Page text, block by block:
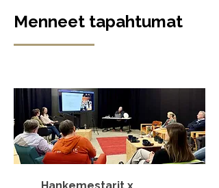
Menneet tapahtumat
Hankemestarit x